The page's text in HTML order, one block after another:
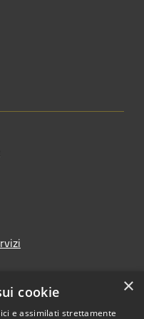
Copyright © 2026 • Comune di
×
cookie
e assimilati strettamente